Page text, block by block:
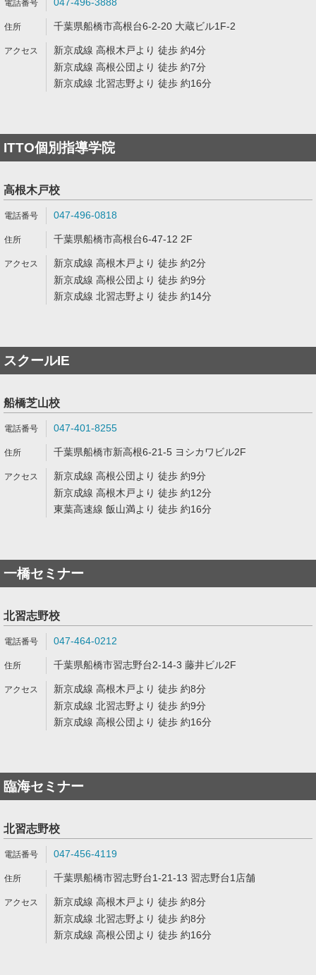
千葉県船橋市高根台6-2-20 大蔵ビル1F-2
新京成線 高根木戸より 徒歩 約4分
新京成線 高根公団より 徒歩 約7分
新京成線 北習志野より 徒歩 約16分
ITTO個別指導学院
高根木戸校
047-496-0818
千葉県船橋市高根台6-47-12 2F
新京成線 高根木戸より 徒歩 約2分
新京成線 高根公団より 徒歩 約9分
新京成線 北習志野より 徒歩 約14分
スクールIE
船橋芝山校
047-401-8255
千葉県船橋市新高根6-21-5 ヨシカワビル2F
新京成線 高根公団より 徒歩 約9分
新京成線 高根木戸より 徒歩 約12分
東葉高速線 飯山満より 徒歩 約16分
一橋セミナー
北習志野校
047-464-0212
千葉県船橋市習志野台2-14-3 藤井ビル2F
新京成線 高根木戸より 徒歩 約8分
新京成線 北習志野より 徒歩 約9分
新京成線 高根公団より 徒歩 約16分
臨海セミナー
北習志野校
047-456-4119
千葉県船橋市習志野台1-21-13 習志野台1店舗
新京成線 高根木戸より 徒歩 約8分
新京成線 北習志野より 徒歩 約8分
新京成線 高根公団より 徒歩 約16分